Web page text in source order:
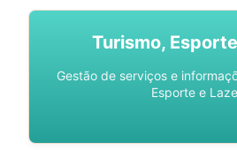
Turismo,
Gestão de serviços e
Esporte e